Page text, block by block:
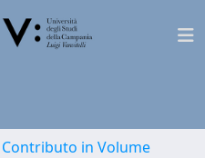
in Volume